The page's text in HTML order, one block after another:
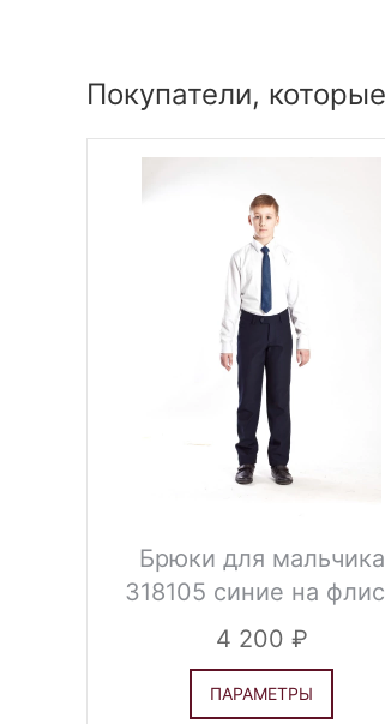
Покупатели,
Брюки для мальчика
318105 синие на
4 200
ПАРАМЕТРЫ